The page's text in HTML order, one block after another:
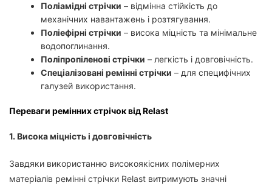
Поліамідні стрічки – відмінна стійкість до
механічних навантажень і розтягування.
Поліефірні стрічки – висока міцність та мінімальне
водопоглинання.
Поліпропіленові стрічки – легкість і довговічність.
Спеціалізовані ремінні стрічки – для специфічних
галузей використання.
Переваги ремінних стрічок від Relast
1. Висока міцність і довговічність
Завдяки використанню високоякісних полімерних
матеріалів ремінні стрічки Relast витримують значні